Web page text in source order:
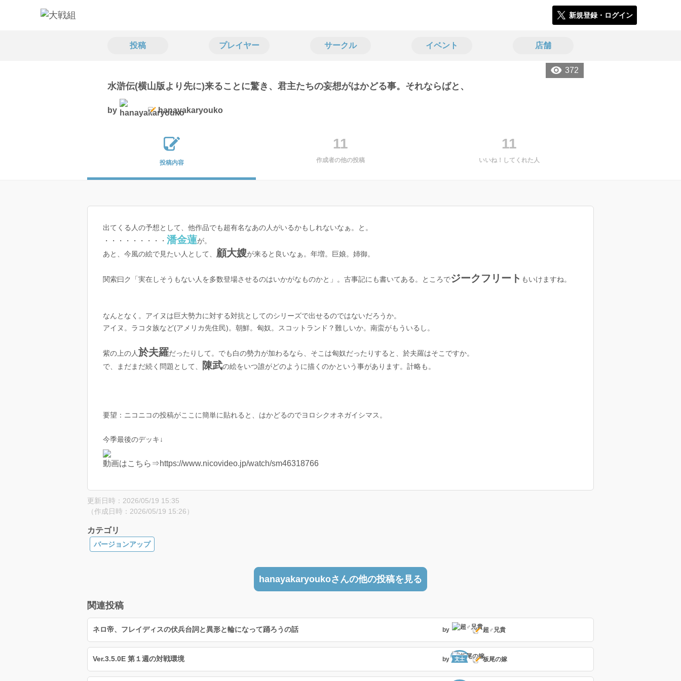
新規登録・ログイン
投稿 プレイヤー サークル イベント 店舗
372
水滸伝(横山版より先に)来ることに驚き、君主たちの妄想がはかどる事。それならばと、
by hanayakaryouko
投稿内容
11
作成者の他の投稿
11
いいね！してくれた人
出てくる人の予想として、他作品でも超有名なあの人がいるかもしれないなぁ。と。
・・・・・・・・・ 潘金蓮が。
あと、今風の絵で見たい人として、 顧大嫂が来ると良いなぁ。年増。巨娘。姉御。
関索曰ク「実在しそうもない人を多数登場させるのはいかがなものかと」。古事記にも書いてある。ところでジークフリート もいけますね。
なんとなく。アイヌは巨大勢力に対する対抗としてのシリーズで出せるのではないだろうか。
アイヌ。ラコタ族など(アメリカ先住民)。朝鮮。匈奴。スコットランド？難しいか。南蛮がもういるし。
紫の上の人於夫羅だったりして。でも白の勢力が加わるなら、そこは匈奴だったりすると、於夫羅はそこですか。
で、まだまだ続く問題として、
陳武の絵をいつ誰がどのように描くのかという事があります。計略も。
要望：ニコニコの投稿がここに簡単に貼れると、はかどるのでヨロシクオネガイシマス。
今季最後のデッキ↓
動画はこちら⇒https://www.nicovideo.jp/watch/sm46318766
更新日時：2026/05/19 15:35
（作成日時：2026/05/19 15:26）
カテゴリ
バージョンアップ
hanayakaryoukoさんの他の投稿を見る
関連投稿
ネロ帝、フレイディスの伏兵台詞と異形と輪になって踊ろうの話 by 超♂兄貴
Ver.3.5.0E 第１週の対戦環境 by 文士 板尾の嫁